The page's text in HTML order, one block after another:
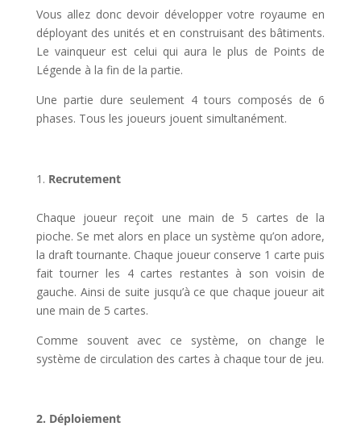
Vous allez donc devoir développer votre royaume en
déployant des unités et en construisant des bâtiments.
Le vainqueur est celui qui aura le plus de Points de
Légende à la fin de la partie.
Une partie dure seulement 4 tours composés de 6
phases. Tous les joueurs jouent simultanément.
Recrutement
Chaque joueur reçoit une main de 5 cartes de la
pioche. Se met alors en place un système qu’on adore,
la draft tournante. Chaque joueur conserve 1 carte puis
fait tourner les 4 cartes restantes à son voisin de
gauche. Ainsi de suite jusqu’à ce que chaque joueur ait
une main de 5 cartes.
Comme souvent avec ce système, on change le
système de circulation des cartes à chaque tour de jeu.
2. Déploiement